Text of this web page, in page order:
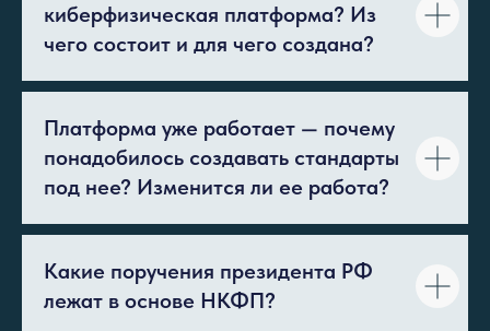
киберфизическая платформа? Из
чего состоит и для чего создана?
Платформа уже работает — почему
понадобилось создавать стандарты
под нее? Изменится ли ее работа?
Какие поручения президента РФ
лежат в основе НКФП?